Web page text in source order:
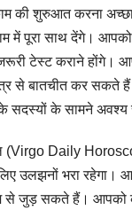
की शुरुआत करना
में पूरा साथ देंगे। आपको
टेस्ट कराने होंगे।
से बातचीत कर सकते
सदस्यों के सामने अवश्य
(Virgo Daily
उलझनों भरा रहेगा।
से जुड़ सकते हैं। आपको